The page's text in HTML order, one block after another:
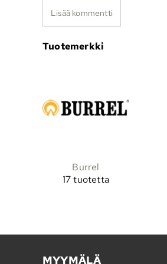
Lisää kommentti
Tuotemerkki
Burrel
17 tuotetta
MYYMÄLÄ